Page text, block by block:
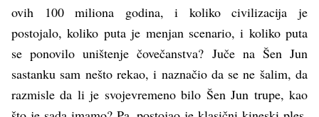
ovih 100 miliona godina, i koliko civilizacija je
postojalo, koliko puta je menjan scenario, i koliko puta
se ponovilo uništenje čovečanstva? Juče na Šen Jun
sastanku sam nešto rekao, i naznačio da se ne šalim, da
razmisle da li je svojevremeno bilo Šen Jun trupe, kao